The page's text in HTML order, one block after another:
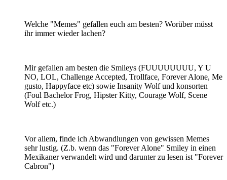
Welche "Memes" gefallen euch am besten? Worüber müsst
ihr immer wieder lachen?
Mir gefallen am besten die Smileys (FUUUUUUUU, Y U
NO, LOL, Challenge Accepted, Trollface, Forever Alone, Me
gusto, Happyface etc) sowie Insanity Wolf und konsorten
(Foul Bachelor Frog, Hipster Kitty, Courage Wolf, Scene
Wolf etc.)
Vor allem, finde ich Abwandlungen von gewissen Memes
sehr lustig. (Z.b. wenn das "Forever Alone" Smiley in einen
Mexikaner verwandelt wird und darunter zu lesen ist "Forever
Cabron")